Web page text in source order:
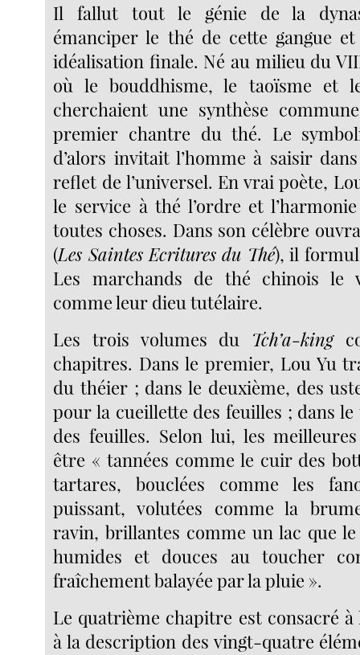
Il fallut tout le génie de la
émanciper le thé de cette gangue
idéalisation finale. Né au milieu du
où le bouddhisme, le taoïsme et
cherchaient une synthèse
premier chantre du thé. Le
d’alors invitait l’homme à saisir
reflet de l’universel. En vrai poète,
le service à thé l’ordre et
toutes choses. Dans son célèbre
(Les Saintes Ecritures du Thé), il
Les marchands de thé chinois le
comme leur dieu tutélaire.
Les trois volumes du Tch’a-king
chapitres. Dans le premier, Lou Yu
du théier ; dans le deuxième, des
pour la cueillette des feuilles ; dans
des feuilles. Selon lui, les
être « tannées comme le cuir des
tartares, bouclées comme les
puissant, volutées comme la
ravin, brillantes comme un lac que
humides et douces au toucher
fraîchement balayée par la pluie ».
Le quatrième chapitre est consacré à
à la description des vingt-quatre